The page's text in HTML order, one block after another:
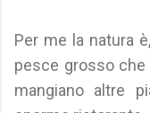
Per me la natura
pesce grosso che
mangiano altre